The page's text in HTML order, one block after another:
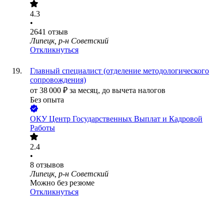
4.3
•
2641 отзыв
Липецк, р-н Советский
Откликнуться
Главный специалист (отделение методологического
сопровождения)
от 38 000 ₽ за месяц, до вычета налогов
Без опыта
ОКУ Центр Государственных Выплат и Кадровой
Работы
2.4
•
8 отзывов
Липецк, р-н Советский
Можно без резюме
Откликнуться